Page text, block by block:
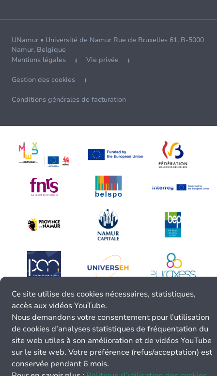
UNamur • Université de Namur Rue de Bruxelles 61, B-5000
Namur, Belgique
Mentions légales
Vie privée
Gestion des cookies
Conditions générales de facturation
Ce site utilise des cookies nécessaires, statistiques,
accès aux vidéos YouTube.
Nous demandons votre consentement pour l’utilisation
de cookies d’analyses statistiques de fréquentation du
site web utiles à son amélioration et de vidéos YouTube
sur le site web. Votre préférence (refus/acceptation) est
conservée pendant 6 mois.